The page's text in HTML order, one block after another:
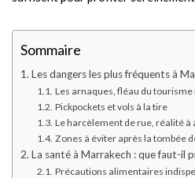
Sommaire
Les dangers les plus fréquents à
Les arnaques, fléau du tourisme
Pickpockets et vols à la tire
Le harcèlement de rue, réalité à
Zones à éviter après la tombée
La santé à Marrakech : que faut-il
Précautions alimentaires